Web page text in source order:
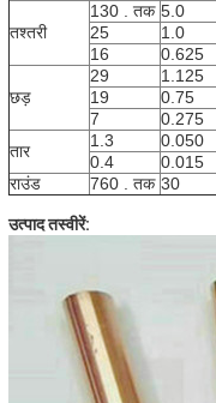
तश्तरी
130 . तक 5.0
25
1.0
16
0.625
छड़
29 1.125
19
0.75
7
0.275
तार
1.3 0.050
0.4
0.015
राउंड
760 . तक 30
उत्पाद तस्वीरें: